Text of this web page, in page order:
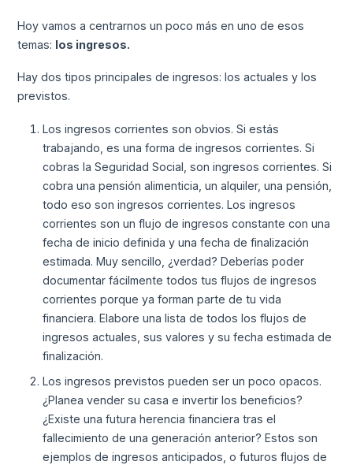
Hoy vamos a centrarnos un poco más en uno de esos
temas: los ingresos.
Hay dos tipos principales de ingresos: los actuales y los
previstos.
Los ingresos corrientes son obvios. Si estás
trabajando, es una forma de ingresos corrientes. Si
cobras la Seguridad Social, son ingresos corrientes. Si
cobra una pensión alimenticia, un alquiler, una pensión,
todo eso son ingresos corrientes. Los ingresos
corrientes son un flujo de ingresos constante con una
fecha de inicio definida y una fecha de finalización
estimada. Muy sencillo, ¿verdad? Deberías poder
documentar fácilmente todos tus flujos de ingresos
corrientes porque ya forman parte de tu vida
financiera. Elabore una lista de todos los flujos de
ingresos actuales, sus valores y su fecha estimada de
finalización.
Los ingresos previstos pueden ser un poco opacos.
¿Planea vender su casa e invertir los beneficios?
¿Existe una futura herencia financiera tras el
fallecimiento de una generación anterior? Estos son
ejemplos de ingresos anticipados, o futuros flujos de